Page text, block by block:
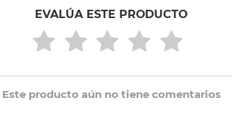
EVALÚA ESTE PRODUCTO
Este producto aún no tiene comentarios